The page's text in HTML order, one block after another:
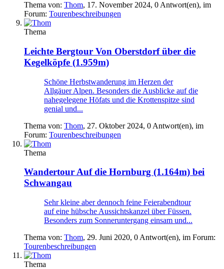
Thema von: Thom, 17. November 2024, 0 Antwort(en), im
Forum: Tourenbeschreibungen
Thema
Leichte Bergtour Von Oberstdorf über die
Kegelköpfe (1.959m)
Schöne Herbstwanderung im Herzen der
Allgäuer Alpen. Besonders die Ausblicke auf die
nahegelegene Höfats und die Krottenspitze sind
genial und...
Thema von: Thom, 27. Oktober 2024, 0 Antwort(en), im
Forum: Tourenbeschreibungen
Thema
WandertourAuf die Hornburg (1.164m) bei
Schwangau
Sehr kleine aber dennoch feine Feierabendtour
auf eine hübsche Aussichtskanzel über Füssen.
Besonders zum Sonneruntergang einsam und...
Thema von: Thom, 29. Juni 2020, 0 Antwort(en), im Forum:
Tourenbeschreibungen
Thema